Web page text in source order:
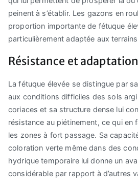
peinent à s’établir. Les gazons en
proportion importante de fétuque
particulièrement adaptée aux
Résistance et
La fétuque élevée se distingue par
aux conditions difficiles des sols
coriaces et sa structure dense lui
résistance au piétinement, ce qui en
les zones à fort passage. Sa
coloration verte même dans des
hydrique temporaire lui donne un
considérable par rapport à d’autres